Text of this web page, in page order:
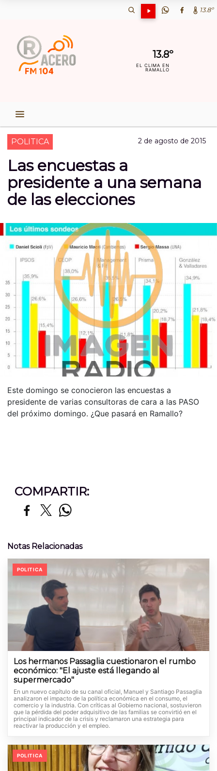
13.8º
13.8º
EL CLIMA EN
RAMALLO
POLITICA 2 de agosto de 2015
Las encuestas a
presidente a una semana
de las elecciones
Este domingo se conocieron las encuestas a
presidente de varias consultoras de cara a las PASO
del próximo domingo. ¿Que pasará en Ramallo?
COMPARTIR:
Notas Relacionadas
POLITICA
Los hermanos Passaglia cuestionaron el rumbo
económico: "El ajuste está llegando al
supermercado"
En un nuevo capítulo de su canal oficial, Manuel y Santiago Passaglia
analizaron el impacto de la política económica en el consumo, el
comercio y la industria. Con críticas al Gobierno nacional, sostuvieron
que la pérdida del poder adquisitivo de las familias se convirtió en el
principal indicador de la crisis y reclamaron una estrategia para
reactivar la producción y el empleo.
POLITICA